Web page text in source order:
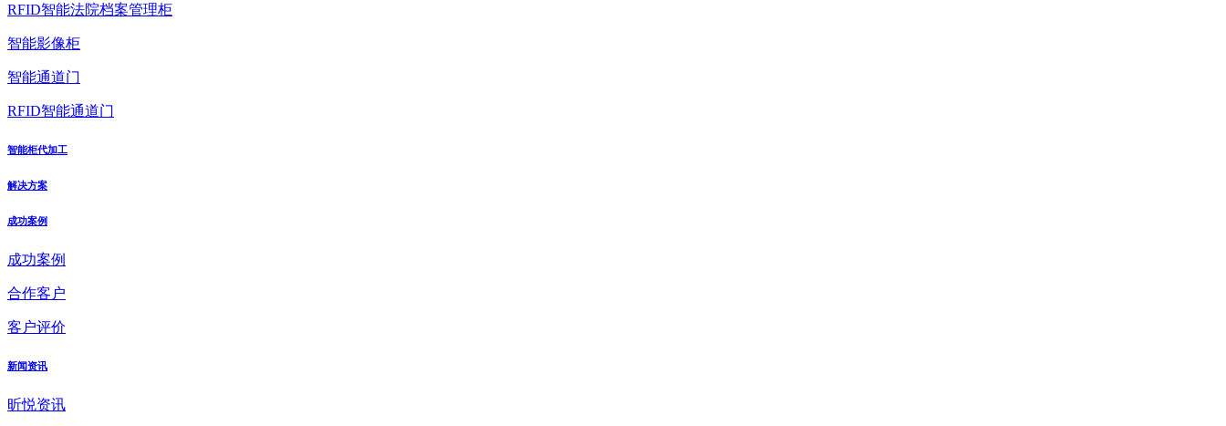
RFID智能法院档案管理柜
智能影像柜
智能通道门
RFID智能通道门
智能柜代加工
解决方案
成功案例
成功案例
合作客户
客户评价
新闻资讯
昕悦资讯